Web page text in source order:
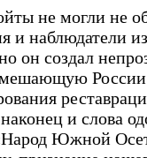
не могли не
и наблюдатели
он создал
России
и слова
Южной